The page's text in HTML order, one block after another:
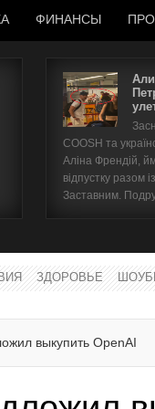
ФИНАНСЫ
COOSH та
Аліна Френдій,
відпустку разом
Заставним.
ЗДОРОВЬЕ
выкупить OpenAI